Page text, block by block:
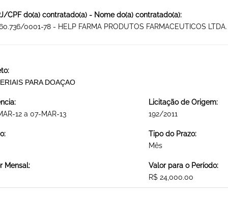
CPF do(a) contratado(a) - Nome do(a) contratado(a):
0001-78 - HELP FARMA PRODUTOS FARMACEUTICOS LTDA.
PARA DOAÇAO
12 a 07-MAR-13
Licitação de Origem:
192/2011
Tipo do Prazo:
Mês
Mensal:
Valor para o Período:
R$ 24,000.00